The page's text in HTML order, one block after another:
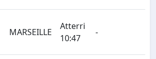
MARSEILLE
Atterri
10:47
-